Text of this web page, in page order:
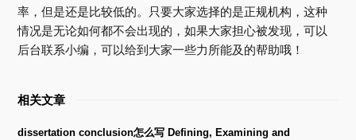
率，但是还是比较低的。只要大家选择的是正规机构，这种
情况是无论如何都不会出现的，如果大家担心被发现，可以
后台联系小编，可以给到大家一些力所能及的帮助哦！
相关文章
dissertation conclusion怎么写 Defining, Examining and